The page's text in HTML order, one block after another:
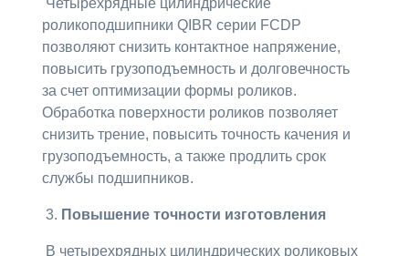
Четырехрядные цилиндрические
роликоподшипники QIBR серии FCDP
позволяют снизить контактное напряжение,
повысить грузоподъемность и долговечность
за счет оптимизации формы роликов.
Обработка поверхности роликов позволяет
снизить трение, повысить точность качения и
грузоподъемность, а также продлить срок
службы подшипников.
3. Повышение точности изготовления
В четырехрядных цилиндрических роликовых